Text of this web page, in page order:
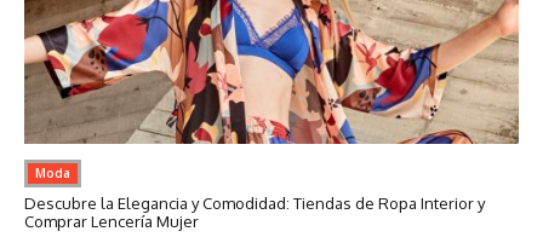
Moda
Descubre la Elegancia y Comodidad: Tiendas de Ropa Interior y
Comprar Lencería Mujer